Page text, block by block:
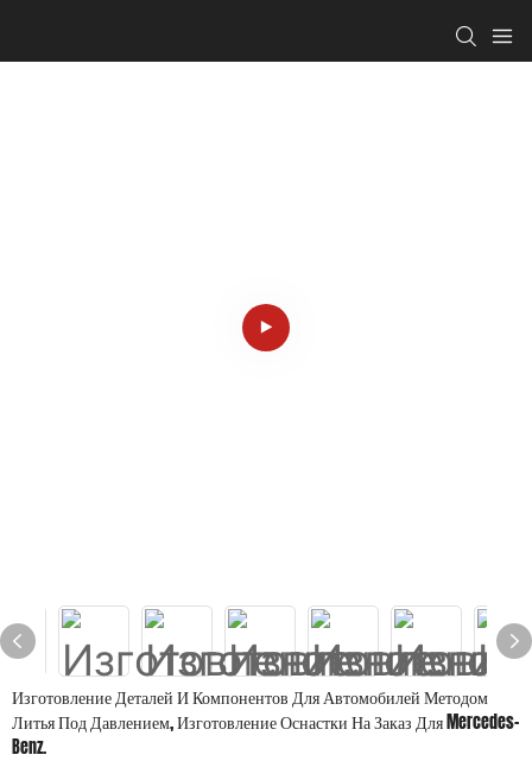
Изготовление Деталей И Компонентов Для Автомобилей Методом
Литья Под Давлением, Изготовление Оснастки На Заказ Для Mercedes-
Benz.